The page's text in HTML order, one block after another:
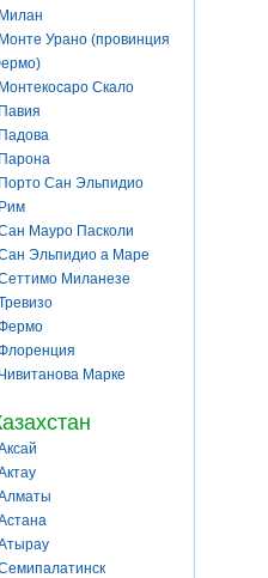
Милан
Монте Урано (провинция
Монтекосаро Скало
Павия
Падова
Парона
Порто Сан Эльпидио
Рим
Мауро Пасколи
Эльпидио а Маре
Миланезе
Чивитанова Марке